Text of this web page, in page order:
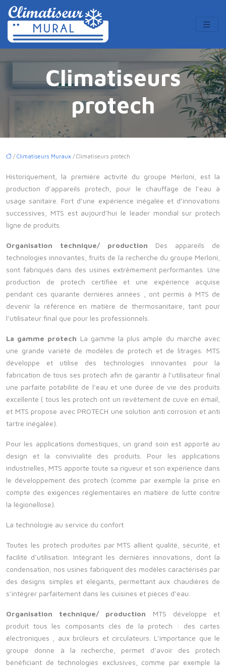
Climatiseurs
protech
/Climatiseurs Muraux / Climatiseurs protech
Historiquement, la première activité du groupe Merloni, est la
production d’appareils protech, pour le chauffage de l’eau à
usage sanitaire. Fort d’une expérience inégalée et d’innovations
successives, MTS est aujourd’hui le leader mondial sur protech
ligne de produits.
Organisation technique/ production
Des appareils de
technologies innovantes, fruits de la recherche du groupe Merloni,
sont fabriqués dans des usines extrêmement performantes. Une
production de protech certifiée et une expérience acquise
pendant ces quarante dernières années , ont permis à MTS de
devenir la référence en matière de thermosanitaire, tant pour
l’utilisateur final que pour les professionnels.
La gamme protech La gamme la plus ample du marché avec
une grande variété de modèles de protech et de litrages.
MTS
développe et utilise des technologies innovantes pour la
fabrication de tous ses protech afin de garantir à l’utilisateur final
une parfaite potabilité de l’eau et une durée de vie des produits
excellente ( tous les protech ont un revêtement de cuve en émail,
et MTS propose avec PROTECH une solution anti corrosion et anti
tartre inégalée).
Pour les applications domestiques, un grand soin est apporté au
design et la convivialité des produits. Pour les applications
industrielles, MTS apporte toute sa rigueur et son expérience dans
le développement des protech (comme par exemple la prise en
compte des exigences réglementaires en matière de lutte contre
la légionellose).
La technologie au service du confort
Toutes les protech produites par MTS allient qualité, sécurité, et
facilité d’utilisation. Intégrant les dernières innovations, dont la
condensation, nos usines fabriquent des modèles caractérisés par
des designs simples et élégants, permettant aux chaudières de
s’intégrer parfaitement dans les cuisines et pièces d’eau.
Organisation technique/ production
MTS développe et
produit tous les composants clés de la protech : des cartes
électroniques , aux brûleurs et circulateurs.
L’importance que le
groupe donne à la recherche, permet d’avoir des protech
bénéficiant de technologies exclusives, comme par exemple la